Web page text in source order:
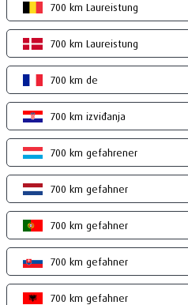
700 km Laureistung
700 km Laureistung
700 km de
700 km izviđanja
700 km gefahrener
700 km gefahner
700 km gefahner
700 km gefahner
700 km gefahner